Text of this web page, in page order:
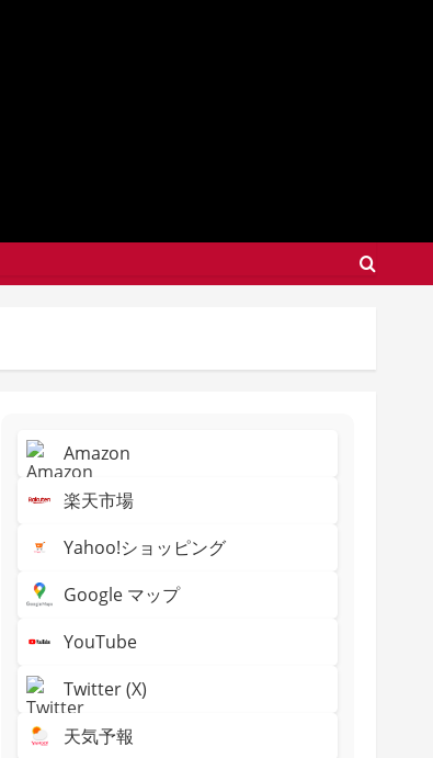
Amazon
楽天市場
Yahoo!ショッピング
Google マップ
YouTube
Twitter (X)
天気予報